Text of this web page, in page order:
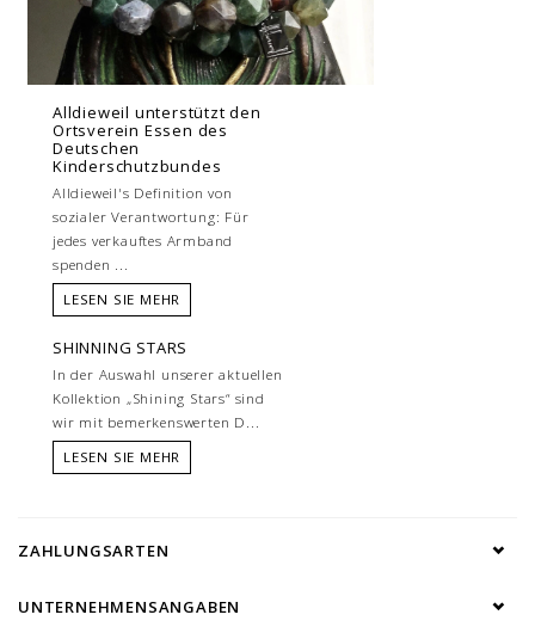
Alldieweil unterstützt den
Ortsverein Essen des
Deutschen
Kinderschutzbundes
Alldieweil's Definition von
sozialer Verantwortung: Für
jedes verkauftes Armband
spenden ...
LESEN SIE MEHR
SHINNING STARS
In der Auswahl unserer aktuellen
Kollektion „Shining Stars“ sind
wir mit bemerkenswerten D...
LESEN SIE MEHR
ZAHLUNGSARTEN
UNTERNEHMENSANGABEN